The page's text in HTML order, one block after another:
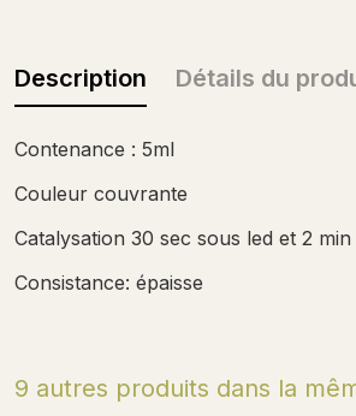
Description Détails du
Contenance : 5ml
Couleur couvrante
Catalysation 30 sec sous led et 2
Consistance: épaisse
9 autres produits dans la
Bientôt en stock